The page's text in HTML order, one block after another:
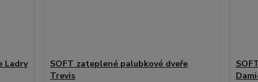
Ladry
SOFT zateplené palubkové dveře
Trevis